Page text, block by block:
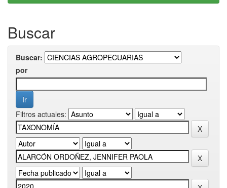
Buscar
Buscar:
por
Filtros actuales: